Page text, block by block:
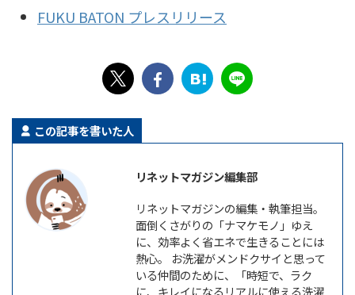
FUKU BATON プレスリリース
この記事を書いた人
リネットマガジン編集部
リネットマガジンの編集・執筆担当。
面倒くさがりの「ナマケモノ」ゆえ
に、効率よく省エネで生きることには
熱心。 お洗濯がメンドクサイと思って
いる仲間のために、「時短で、ラク
に、キレイになるリアルに使える洗濯